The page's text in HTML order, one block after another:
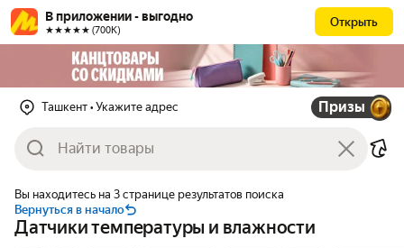
В приложении - выгодно
★★★★★ (700К)
Открыть
Ташкент • Укажите адрес Призы
Вы находитесь на 3 странице результатов поиска
Вернуться в начало
Датчики температуры и влажности